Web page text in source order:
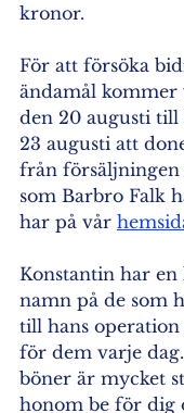
kronor.
För att försöka
ändamål kommer
den 20 augusti till
23 augusti att
från försäljningen
som Barbro Falk
har på vår
Konstantin har en
namn på de som
till hans
för dem varje
böner är mycket
honom be för dig